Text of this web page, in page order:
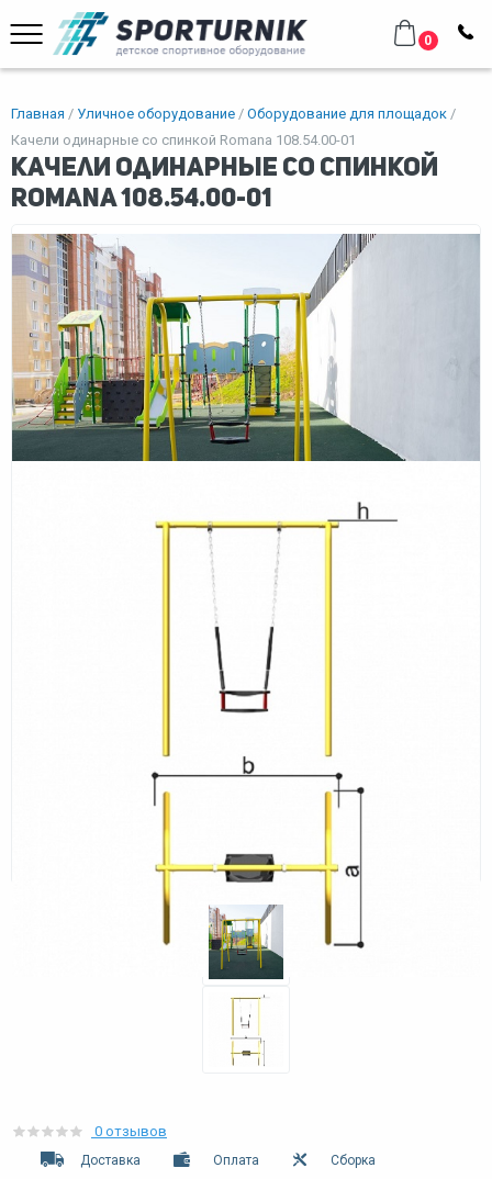
0
Главная Уличное оборудование
Оборудование для площадок
Качели одинарные со спинкой Romana 108.54.00-01
Качели одинарные со спинкой
Romana 108.54.00-01
0 отзывов
Доставка Оплата Сборка